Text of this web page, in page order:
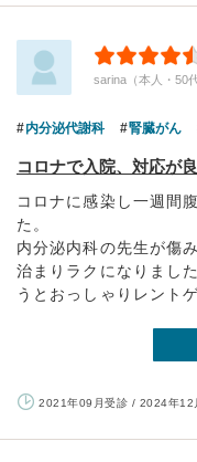
sarina（本人・50
内分泌代謝科 腎臓がん
コロナで入院、対応が
コロナに感染し一週間
た。
内分泌内科の先生が傷
治まりラクになりまし
うとおっしゃりレント
2021年09月受診 / 2024年12